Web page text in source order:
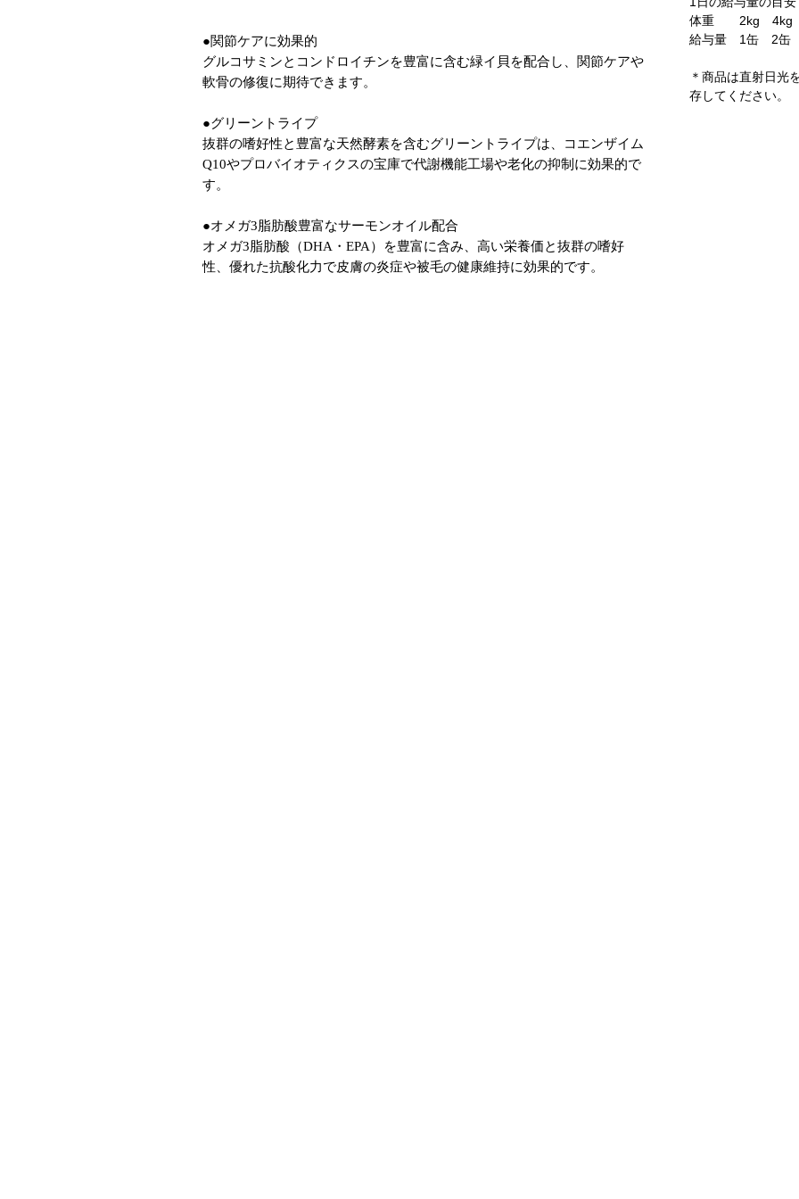
●関節ケアに効果的
グルコサミンとコンドロイチンを豊富に含む緑イ貝を配合し、関節ケアや
軟骨の修復に期待できます。
●グリーントライプ
抜群の嗜好性と豊富な天然酵素を含むグリーントライプは、コエンザイム
Q10やプロバイオティクスの宝庫で代謝機能工場や老化の抑制に効果的で
す。
●オメガ3脂肪酸豊富なサーモンオイル配合
オメガ3脂肪酸（DHA・EPA）を豊富に含み、高い栄養価と抜群の嗜好
性、優れた抗酸化力で皮膚の炎症や被毛の健康維持に効果的です。
体重 2kg 4kg
給与量 1缶 2缶
＊商品は直射日光
存してください。